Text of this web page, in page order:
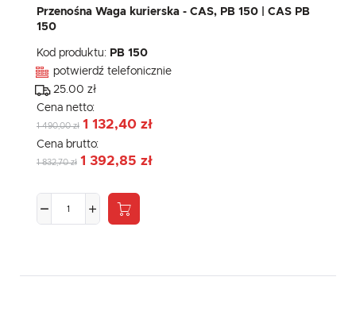
Przenośna Waga kurierska - CAS, PB 150 | CAS PB
150
Kod produktu: PB 150
potwierdź telefonicznie
25.00 zł
Cena netto:
1 490,00 zł 1 132,40 zł
Cena brutto:
1 832,70 zł 1 392,85 zł